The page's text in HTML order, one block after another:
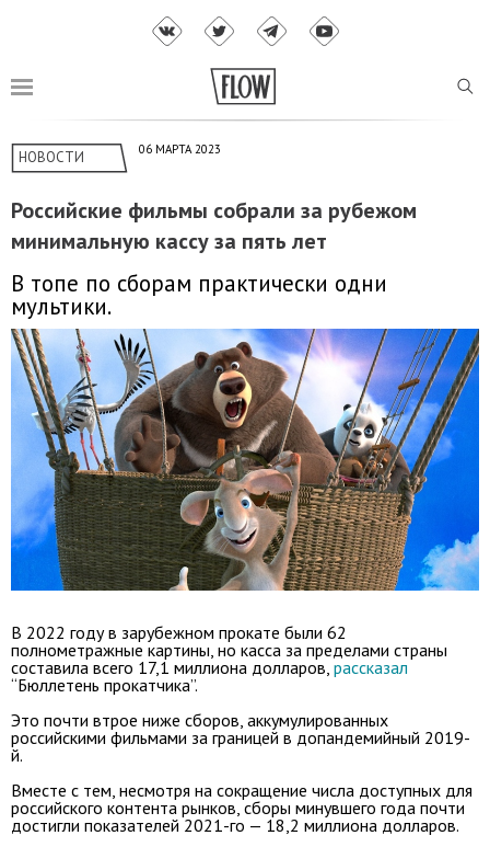
НОВОСТИ 06 МАРТА 2023
Российские фильмы собрали за рубежом
минимальную кассу за пять лет
В топе по сборам практически одни
мультики.
В 2022 году в зарубежном прокате были 62
полнометражные картины, но касса за пределами страны
составила всего 17,1 миллиона долларов, рассказал
“Бюллетень прокатчика”.
Это почти втрое ниже сборов, аккумулированных
российскими фильмами за границей в допандемийный 2019-
й.
Вместе с тем, несмотря на сокращение числа доступных для
российского контента рынков, сборы минувшего года почти
достигли показателей 2021-го — 18,2 миллиона долларов.